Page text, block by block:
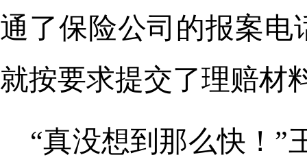
通了保险公司的报案
就按要求提交了理赔材
“真没想到那么快！”